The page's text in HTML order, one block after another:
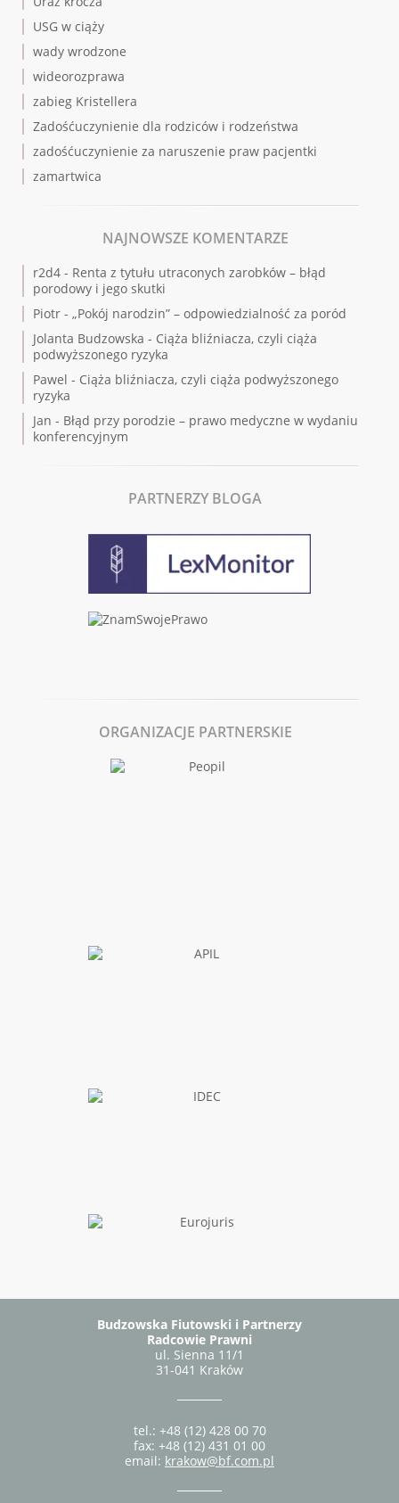
USG w ciąży
wady wrodzone
wideorozprawa
zabieg Kristellera
Zadośćuczynienie dla rodziców i rodzeństwa
zadośćuczynienie za naruszenie praw pacjentki
zamartwica
NAJNOWSZE KOMENTARZE
r2d4 - Renta z tytułu utraconych zarobków – błąd
porodowy i jego skutki
Piotr - „Pokój narodzin” – odpowiedzialność za poród
Jolanta Budzowska - Ciąża bliźniacza, czyli ciąża
podwyższonego ryzyka
Pawel - Ciąża bliźniacza, czyli ciąża podwyższonego
ryzyka
Jan - Błąd przy porodzie – prawo medyczne w wydaniu
konferencyjnym
PARTNERZY BLOGA
ORGANIZACJE PARTNERSKIE
Budzowska Fiutowski i Partnerzy
Radcowie Prawni
ul. Sienna 11/1
31-041 Kraków
tel.: +48 (12) 428 00 70
fax: +48 (12) 431 01 00
email: krakow@bf.com.pl